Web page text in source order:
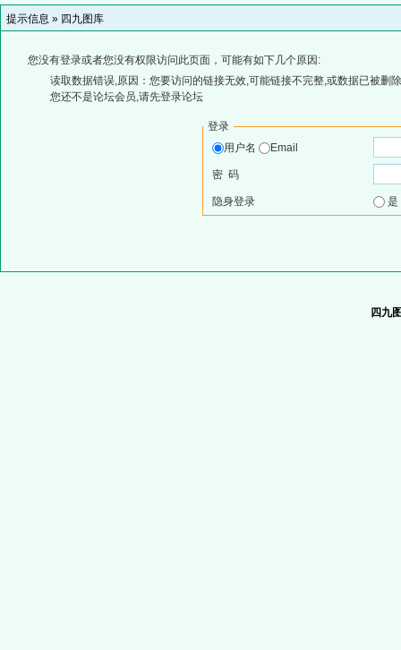
提示信息 » 四九图库
您没有登录或者您没有权限访问此页面，可能有如下几个原因:
读取数据错误,原因：您要访问的链接无效,可能链接不完整,或数据已被删
您还不是论坛会员,请先登录论坛
登录
用户名
Email
密 码
隐身登录
四九